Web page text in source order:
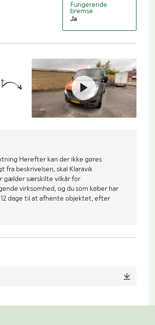
Fungerende
bremse
Ja
Herefter kan der ikke gøres
fra beskrivelsen, skal Klaravik
gælder særskilte vilkår for
virksomhed, og du som køber har
dage til at afhente objektet, efter